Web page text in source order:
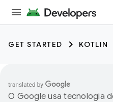
GET STARTED KOTLIN
O Google usa tecnologia